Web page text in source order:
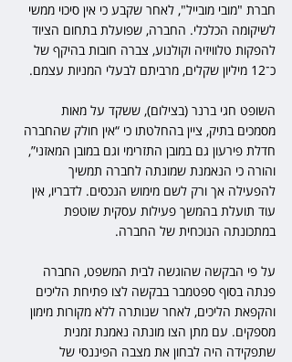
חברת "מובי מובייל", לאחר שקבע כי אין סיכוי ממשי
לשיקומה הכלכלי. החברה, שפועלת בתחום הציוד
להפקות טלוויזיה וקולנוע, צברה חובות בהיקף של
כ־12 מיליון שקלים, מרביתם לבעלי המניות עצמם.
השופט חגי ברנר (בצילום), ששקד על מאות
מסמכים בתיק, ציין בהחלטתו כי “אין חולק שהחברה
חדלת פירעון גם במובן התזרימי וגם במובן המאזני”,
והורה כי הנאמנת שמונתה לחברה תמשיך
להפעילה אך ורק לשם מימוש הנכסים. לדבריו, אין
עוד תועלת בהמשך פעילות עסקית שוטפת
במתכונתה הנוכחית של החברה.
על פי הבקשה שהוגשה לבית המשפט, החברה
פנתה בסוף ספטמבר בבקשה לצו פתיחת הליכים
והקפאת הליכים, לאחר שנותרה ללא מקורות מימון
מספקים. עם מתן הצו מונתה נאמנת זמנית
שתפקידה היה לבחון את מצבה הפיננסי של